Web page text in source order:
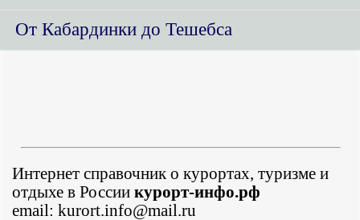
От Кабардинки до Тешебса
Интернет справочник о курортах, туризме и
отдыхе в России курорт-инфо.рф
email: kurort.info@mail.ru